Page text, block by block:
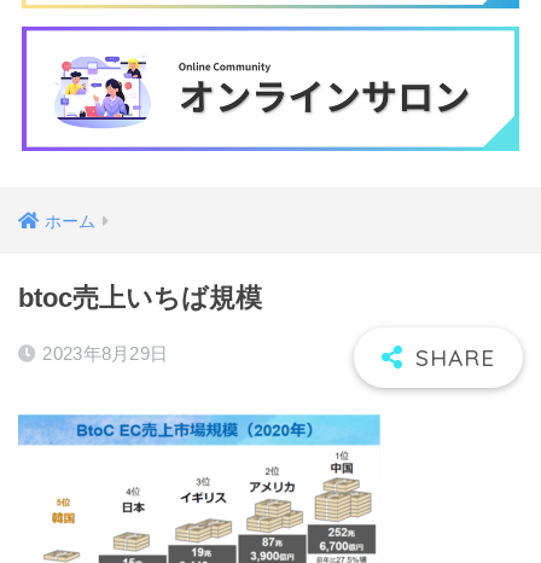
ホーム
btoc売上いちば規模
2023年8月29日